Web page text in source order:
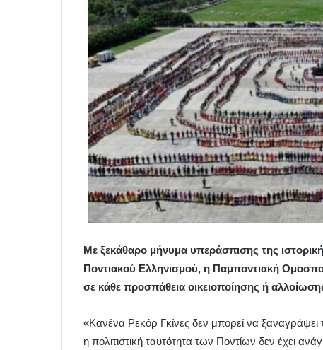
Με ξεκάθαρο μήνυμα υπεράσπισης της
Ποντιακού Ελληνισμού, η Παμποντιακή
σε κάθε προσπάθεια οικειοποίησης ή
«Κανένα Ρεκόρ Γκίνες δεν μπορεί να ξαναγράψει
η πολιτιστική ταυτότητα των Ποντίων δεν έχει